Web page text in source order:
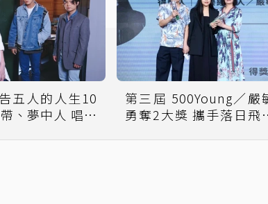
五人的人生10
、夢中人 唱出
第三屆 500Young／嚴
勇奪2大獎 攜手落日飛